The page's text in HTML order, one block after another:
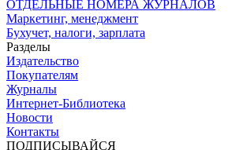
ОТДЕЛЬНЫЕ НОМЕРА ЖУРНАЛОВ
Маркетинг, менеджмент
Бухучет, налоги, зарплата
Разделы
Издательство
Покупателям
Журналы
Интернет-Библиотека
Новости
Контакты
ПОДПИСЫВАЙСЯ